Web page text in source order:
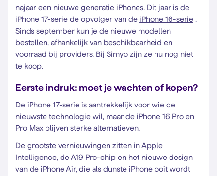
najaar een nieuwe generatie iPhones. Dit jaar is de
iPhone 17-serie de opvolger van de iPhone 16-serie .
Sinds september kun je de nieuwe modellen
bestellen, afhankelijk van beschikbaarheid en
voorraad bij providers. Bij Simyo zijn ze nu nog niet
te koop.
Eerste indruk: moet je wachten of kopen?
De iPhone 17-serie is aantrekkelijk voor wie de
nieuwste technologie wil, maar de iPhone 16 Pro en
Pro Max blijven sterke alternatieven.
De grootste vernieuwingen zitten in Apple
Intelligence, de A19 Pro-chip en het nieuwe design
van de iPhone Air, die als dunste iPhone ooit wordt